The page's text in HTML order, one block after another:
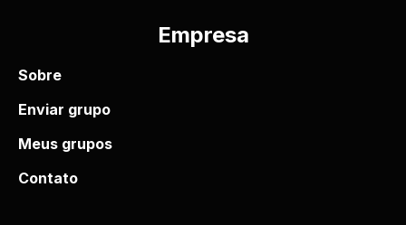
Empresa
Sobre
Enviar grupo
Meus grupos
Contato